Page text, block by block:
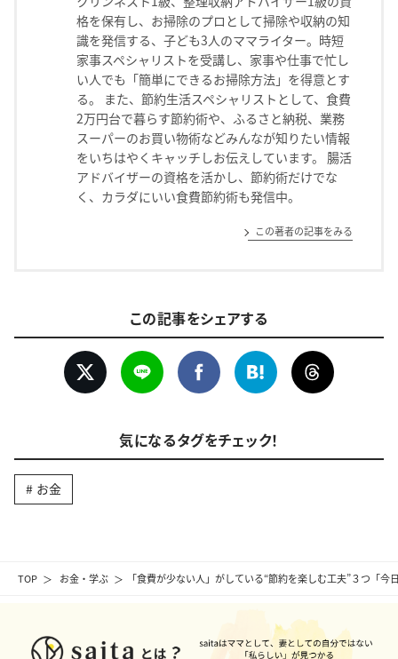
TOP お金・学ぶ 「食費が少ない人」がしている“節約を楽しむ工夫”３つ「今
格を保有し、お掃除のプロとして掃除や収納の知
識を発信する、子ども3人のママライター。時短
家事スペシャリストを受講し、家事や仕事で忙し
い人でも「簡単にできるお掃除方法」を得意とす
る。 また、節約生活スペシャリストとして、食費
2万円台で暮らす節約術や、ふるさと納税、業務
スーパーのお買い物術などみんなが知りたい情報
をいちはやくキャッチしお伝えしています。 腸活
アドバイザーの資格を活かし、節約術だけでな
く、カラダにいい食費節約術も発信中。
この著者の記事をみる
この記事をシェアする
気になるタグをチェック！
お金